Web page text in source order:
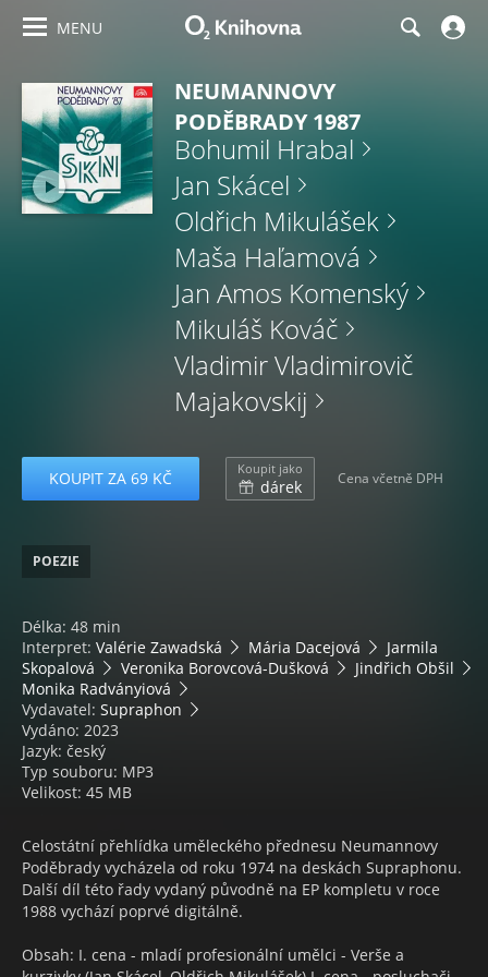
MENU
NEUMANNOVY
PODĚBRADY 1987
Bohumil Hrabal
Jan Skácel
Oldřich Mikulášek
Maša Haľamová
Jan Amos Komenský
Mikuláš Kováč
Vladimir Vladimirovič
Majakovskij
KOUPIT ZA 69 KČ Koupit jako
dárek Cena včetně DPH
POEZIE
Délka: 48 min
Interpret: Valérie Zawadská Mária Dacejová
Jarmila
Skopalová
Veronika Borovcová-Dušková
Jindřich Obšil
Monika Radványiová
Vydavatel: Supraphon
Vydáno: 2023
Jazyk: český
Typ souboru: MP3
Velikost: 45 MB
Celostátní přehlídka uměleckého přednesu Neumannovy
Poděbrady vycházela od roku 1974 na deskách Supraphonu.
Další díl této řady vydaný původně na EP kompletu v roce
1988 vychází poprvé digitálně.
Obsah: I. cena - mladí profesionální umělci - Verše a